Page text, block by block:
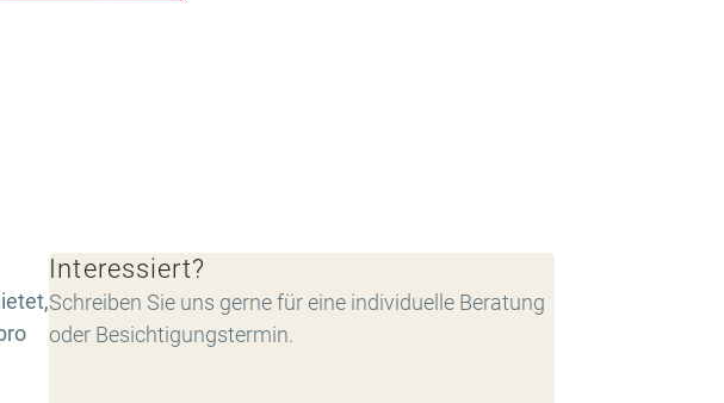
Interessiert?
Schreiben Sie uns gerne für eine individuelle Beratung
oder Besichtigungstermin.